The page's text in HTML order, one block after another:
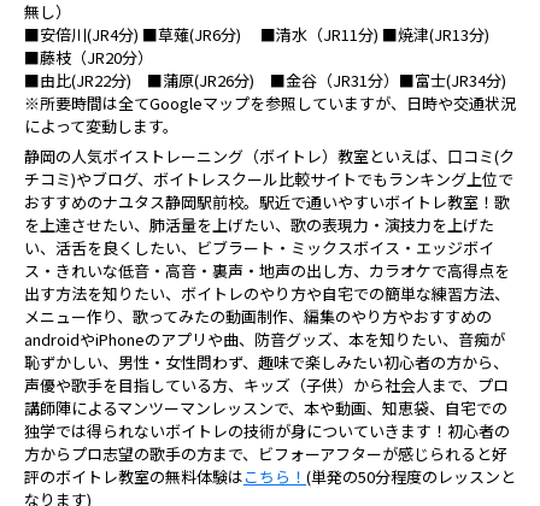
無し）
■安倍川(JR4分) ■草薙(JR6分) ■清水（JR11分) ■焼津(JR13分)
■藤枝（JR20分）
■由比(JR22分) ■蒲原(JR26分) ■金谷（JR31分）■富士(JR34分)
※所要時間は全てGoogleマップを参照していますが、日時や交通状況
によって変動します。
静岡の人気ボイストレーニング（ボイトレ）教室といえば、口コミ(ク
チコミ)やブログ、ボイトレスクール比較サイトでもランキング上位で
おすすめのナユタス静岡駅前校。駅近で通いやすいボイトレ教室！歌
を上達させたい、肺活量を上げたい、歌の表現力・演技力を上げた
い、活舌を良くしたい、ビブラート・ミックスボイス・エッジボイ
ス・きれいな低音・高音・裏声・地声の出し方、カラオケで高得点を
出す方法を知りたい、ボイトレのやり方や自宅での簡単な練習方法、
メニュー作り、歌ってみたの動画制作、編集のやり方やおすすめの
androidやiPhoneのアプリや曲、防音グッズ、本を知りたい、音痴が
恥ずかしい、男性・女性問わず、趣味で楽しみたい初心者の方から、
声優や歌手を目指している方、キッズ（子供）から社会人まで、プロ
講師陣によるマンツーマンレッスンで、本や動画、知恵袋、自宅での
独学では得られないボイトレの技術が身についていきます！初心者の
方からプロ志望の歌手の方まで、ビフォーアフターが感じられると好
評のボイトレ教室の無料体験はこちら！ (単発の50分程度のレッスンと
なります)